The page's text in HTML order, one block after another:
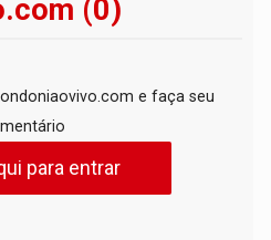
(0)
e faça seu
para entrar